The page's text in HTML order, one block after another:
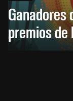
Ganadores
premios